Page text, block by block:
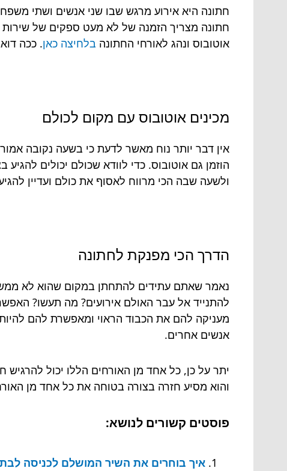
חתונה היא אירוע מרגש שבו שני אנשים ושתי
חתונה מצריך הזמנה של לא מעט ספקים של
אוטובוס ונהג לאורחי החתונה בלחיצה כאן. ככה
מכינים אוטובוס עם מקום לכולם
אין דבר יותר נוח מאשר לדעת כי בשעה נקובה
הוזמן גם אוטובוס. כדי לוודא שכולם יכולים
ולשעה שבה הכי מרווח לאסוף את כולם ועדיין
הדרך הכי מפנקת לחתונה
נאמר שאתם עתידים להתחתן במקום שהוא לא
להתנייד אל עבר האולם אירועים? מה תעשו?
מעניקה להם את הכבוד הראוי ומאפשרת להם
אנשים אחרים.
יתר על כן, כל אחד מן האורחים הללו יכול
והוא מסיע חזרה בצורה בטוחה את כל אחד מן
פוסטים קשורים לנושא:
איך בוחרים את השיר המושלם לכניסה